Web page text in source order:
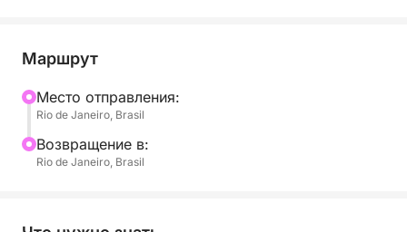
Маршрут
Mесто отправления:
Rio de Janeiro, Brasil
Bозвращение в:
Rio de Janeiro, Brasil